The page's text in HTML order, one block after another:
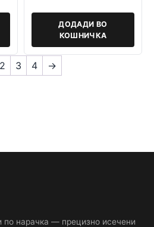
ДОДАДИ ВО
КОШНИЧКА
2 3 4 →
по нарачка — прецизно исечени